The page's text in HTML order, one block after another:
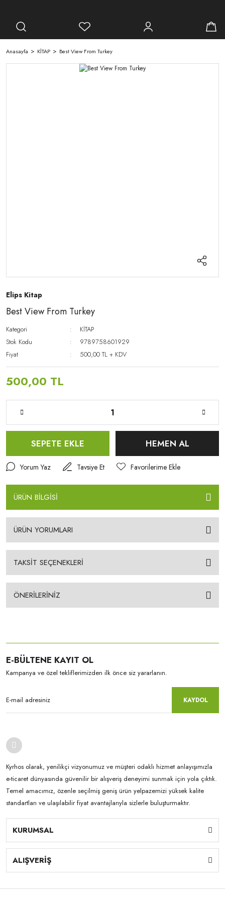
Anasayfa KİTAP Best View From Turkey
Elips Kitap
Best View From Turkey
Kategori
KİTAP
Stok Kodu
9789758601929
Fiyat
500,00 TL + KDV
500,00 TL
SEPETE EKLE HEMEN AL
Yorum Yaz Tavsiye Et
ÜRÜN BİLGİSİ
ÜRÜN YORUMLARI
TAKSİT SEÇENEKLERİ
ÖNERİLERİNİZ
E-BÜLTENE KAYIT OL
Kampanya ve özel tekliflerimizden ilk önce siz yararlanın.
KAYDOL
Kyrhos olarak, yenilikçi vizyonumuz ve müşteri odaklı hizmet anlayışımızla
e-ticaret dünyasında güvenilir bir alışveriş deneyimi sunmak için yola çıktık.
Temel amacımız, özenle seçilmiş geniş ürün yelpazemizi yüksek kalite
standartları ve ulaşılabilir fiyat avantajlarıyla sizlerle buluşturmaktır.
KURUMSAL
ALIŞVERİŞ